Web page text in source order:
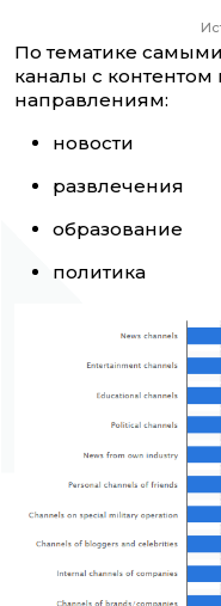
По тематике
каналы с
направлениям:
новости
развлечения
образование
политика